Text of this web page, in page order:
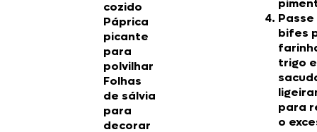
cozido
Páprica
picante
para
polvilhar
Folhas
de sálvia
para
decorar
Passe
bifes
trigo e
para
o